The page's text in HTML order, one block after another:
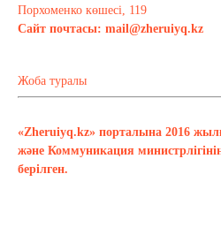
Порхоменко көшесі, 119
Сайт почтасы: mail@zheruiyq.kz
Жоба туралы
«Zheruiyq.kz» порталына 2016
және Коммуникация
берілген.